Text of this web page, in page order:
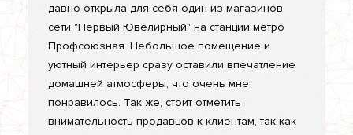
давно открыла для себя один из магазинов
сети "Первый Ювелирный" на станции метро
Профсоюзная. Небольшое помещение и
уютный интерьер сразу оставили впечатление
домашней атмосферы, что очень мне
понравилось. Так же, стоит отметить
внимательность продавцов к клиентам, так как